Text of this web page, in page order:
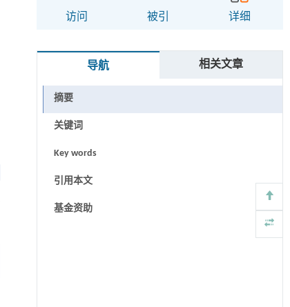
访问 被引 详细
导航 相关文章
摘要
关键词
Key words
引用本文
基金资助